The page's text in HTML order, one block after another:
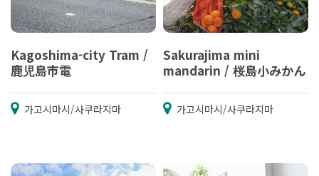
Kagoshima-city Tram /
鹿児島市電
가고시마시/사쿠라지마
Sakurajima mini
mandarin / 桜島小みかん
가고시마시/사쿠라지마